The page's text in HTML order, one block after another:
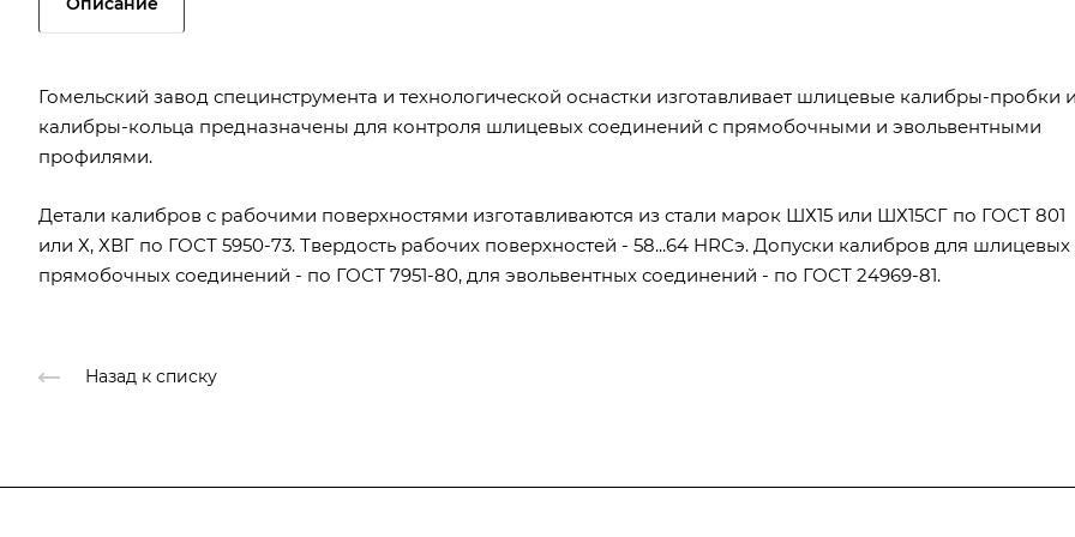
Гомельский завод специнструмента и технологической оснастки изготавливает шлицевые калибры-пробки
калибры-кольца предназначены для контроля шлицевых соединений с прямобочными и эвольвентными
профилями.
Детали калибров с рабочими поверхностями изготавливаются из стали марок ШХ15 или ШХ15СГ по ГОСТ 801
или Х, ХВГ по ГОСТ 5950-73. Твердость рабочих поверхностей - 58...64 HRCэ. Допуски калибров для шлицевых
прямобочных соединений - по ГОСТ 7951-80, для эвольвентных соединений - по ГОСТ 24969-81.
Назад к списку